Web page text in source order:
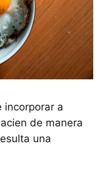
incorporar a
de manera
una